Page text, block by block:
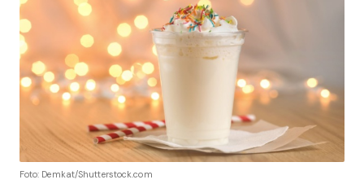
Foto: Demkat/Shutterstock.com